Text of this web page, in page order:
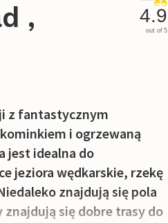
,
4.9
out of 5
z fantastycznym
i ogrzewaną
jest idealna do
jeziora wędkarskie, rzekę
znajdują się pola
się dobre trasy do